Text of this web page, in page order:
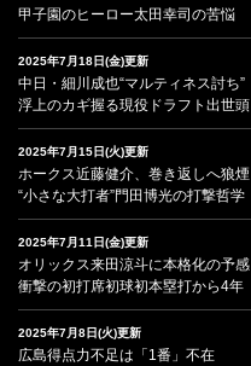
甲子園のヒーロー太田幸司の苦悩
2025年7月18日(金)更新
中日・細川成也“マルティネス討ち”
浮上のカギ握る現役ドラフト出世頭
2025年7月15日(火)更新
ホークス近藤健介、巻き返しへ狼煙
“小さな大打者”門田博光の打撃哲学
2025年7月11日(金)更新
オリックス来田涼斗に本格化の予感
衝撃の初打席初球初本塁打から4年
2025年7月8日(火)更新
広島得点力不足は「1番」不在